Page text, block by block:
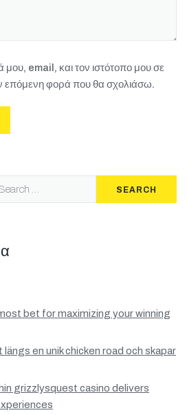
email, και τον ιστότοπο μου σε
επόμενη φορά που θα σχολιάσω.
SEARCH
bet for maximizing your winning
en unik chicken road och skapar
grizzlysquest casino delivers